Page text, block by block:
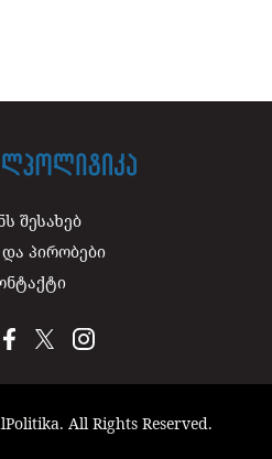
შესახებ
და პირობები
All Rights Reserved.